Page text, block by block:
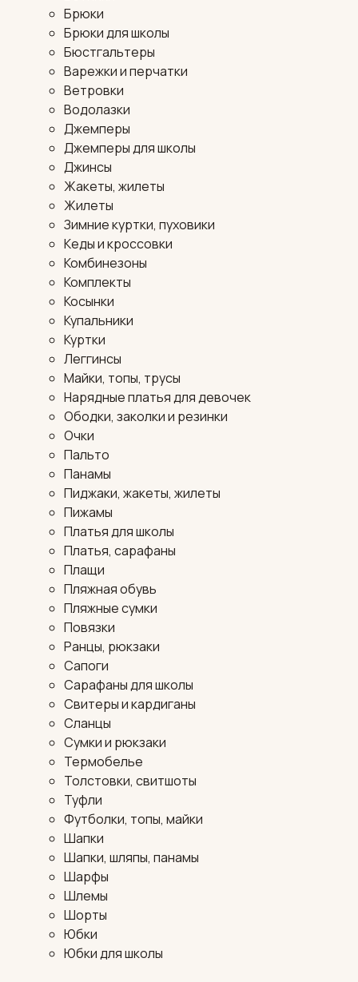
Брюки
Брюки для школы
Бюстгальтеры
Варежки и перчатки
Ветровки
Водолазки
Джемперы
Джемперы для школы
Джинсы
Жакеты, жилеты
Жилеты
Зимние куртки, пуховики
Кеды и кроссовки
Комбинезоны
Комплекты
Косынки
Купальники
Куртки
Леггинсы
Майки, топы, трусы
Нарядные платья для девочек
Ободки, заколки и резинки
Очки
Пальто
Панамы
Пиджаки, жакеты, жилеты
Пижамы
Платья для школы
Платья, сарафаны
Плащи
Пляжная обувь
Пляжные сумки
Повязки
Ранцы, рюкзаки
Сапоги
Сарафаны для школы
Свитеры и кардиганы
Сланцы
Сумки и рюкзаки
Термобелье
Толстовки, свитшоты
Туфли
Футболки, топы, майки
Шапки
Шапки, шляпы, панамы
Шарфы
Шлемы
Шорты
Юбки
Юбки для школы